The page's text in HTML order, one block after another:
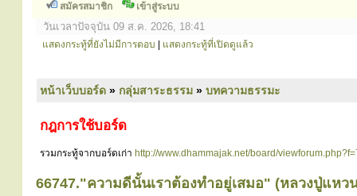
สมัครสมาชิก เข้าสู่ระบบ
วันเวลาปัจจุบัน 09 ส.ค. 2026, 18:41
แสดงกระทู้ที่ยังไม่มีการตอบ แสดงกระทู้ที่เปิดดูแล้ว
หน้าเว็บบอร์ด » กลุ่มสาระธรรม » บทความธรรมะ
กฎการใช้บอร์ด
รวมกระทู้จากบอร์ดเก่า http://www.dhammajak.net/board/
66747."ความดีนั้นเราต้องทำอยู่เสมอ" (หลวงปู่แห